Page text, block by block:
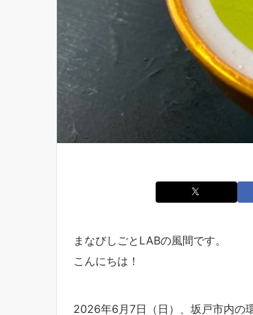
まなびしごとLABの風間です。
こんにちは！
2026年6月7日（日）、坂戸市内の